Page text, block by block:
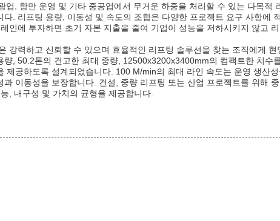
업, 항만 운영 및 기타 중공업에서 무거운 하중을 처리할 수 있는 다목적
. 리프팅 용량, 이동성 및 속도의 조합은 다양한 프로젝트 요구 사항에
인에 투자하면 초기 자본 지출을 줄여 기업이 성능을 저하시키지 않고
강력하고 신뢰할 수 있으며 효율적인 리프팅 솔루션을 찾는 조직에게 현
량, 50.2톤의 견고한 최대 중량, 12500x3200x3400mm의 컴팩트한 치수
제공하도록 설계되었습니다. 100 M/min의 최대 라인 속도는 운영 생산
이동성을 보장합니다. 건설, 중량 리프팅 또는 산업 프로젝트를 위해
, 내구성 및 가치의 균형을 제공합니다.